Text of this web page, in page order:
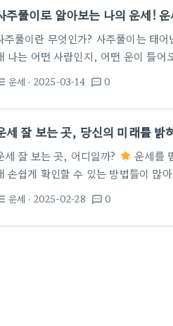
. 누구와 함께 할지는 인생의 큰…
주풀이로 알아보는 나의 운세!
주풀이란 무엇인가? 사주풀이는 태
나는 어떤 사람인지, 어떤 운이 들어
해 많은 정보를 얻을 수 있죠. 인터넷
의 운세를 확인하는 것은 매우 인기
고, 전화 운세 상담을 통해 전문가에
운세 · 2025-03-14 textsms 0
세 잘 보는 곳, 당신의 미래를 밝
세 잘 보는 곳, 어디일까?
운세를
손쉽게 확인할 수 있는 방법들이 많
추천하는 천안신년운세 잘 보는 곳이
각의인의 모든 사주를 철저히 분석
운세 · 2025-02-28 textsms 0